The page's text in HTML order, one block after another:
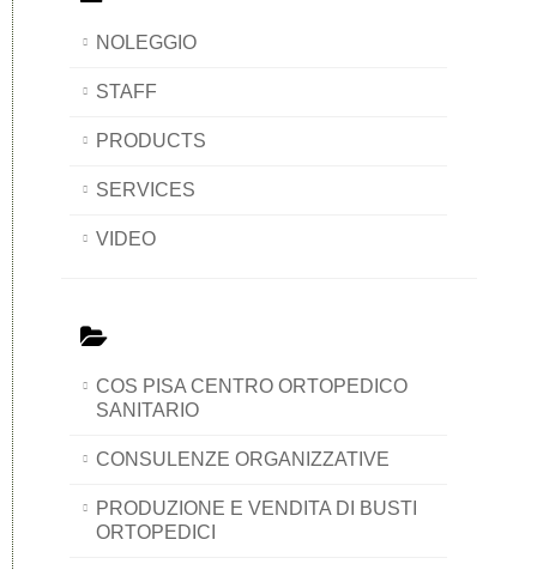
NOLEGGIO
STAFF
PRODUCTS
SERVICES
VIDEO
COS PISA CENTRO ORTOPEDICO
SANITARIO
CONSULENZE ORGANIZZATIVE
PRODUZIONE E VENDITA DI BUSTI
ORTOPEDICI